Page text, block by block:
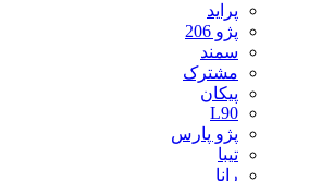
پراید
پژو 206
سمند
مشترک
پیکان
L90
پژو پارس
تیبا
رانا